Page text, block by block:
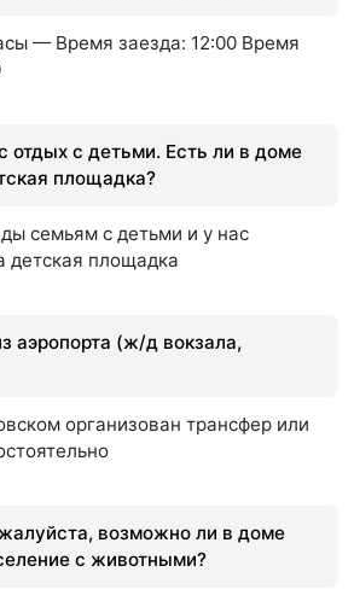
— Время заезда: 12:00 Время
отдых с детьми. Есть ли в доме
площадка?
семьям с детьми и у нас
детская площадка
аэропорта (ж/д вокзала,
организован трансфер или
возможно ли в доме
с животными?